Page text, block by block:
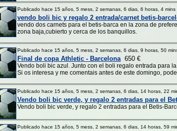
Publicado hace 15 años, 5 mess, 2 semanas, 6 dias, 6 horas, 4 mins
vendo boli bic y regalo 2 entrada/carnet betis-
vendo dos carnets para el betis-barca en la zona de
zona baja,cubierto y cerca de los banquillos.
Publicado hace 15 años, 5 mess, 2 semanas, 6 dias, 9 horas, 50
Final de copa Athletic - Barcelona650 €
Vendo boli bic azul. Junto con el boli regalo entrada para
Si os interesa y me comentais antes de este domingo,
Publicado hace 15 años, 5 mess, 2 semanas, 6 dias, 14 horas, 22
Vendo boli bic verde, y regalo 2 entradas para el
Vendo boli bic verde, y regalo 2 entradas para el Betis-
Publicado hace 15 años, 5 mess, 2 semanas, 6 dias, 14 horas, 59